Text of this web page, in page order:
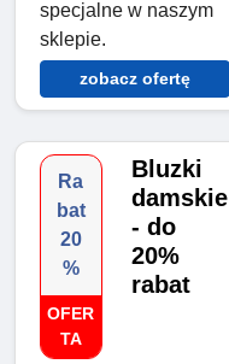
specjalne w naszym
sklepie.
zobacz ofertę
Ra
bat
20
%
OFER
TA
Bluzki
damskie
- do
20%
rabat